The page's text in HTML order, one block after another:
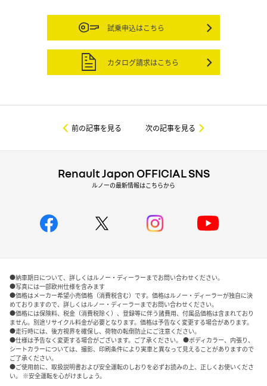
試乗申込はこちら
カタログ請求はこちら
前の記事を見る 次の記事を見る
Renault Japon OFFICIAL SNS
ルノーの最新情報はこちらから
●納車期日について、詳しくはルノー・ディーラーまでお問い合わせください。
●写真には一部欧州仕様を含みます
●価格はメーカー希望小売価格（消費税含む）です。価格はルノー・ディーラーが独自に決
めておりますので、詳しくはルノー・ディーラーまでお問い合わせください。
●価格には保険料、税金（消費税除く）、登録等に伴う諸費用、付属品価格は含まれており
ません。別途リサイクル料金が必要となります。価格は予告なく変更する場合があります。
●走行時には、後方視界を確保し、荷物の転倒防止にご注意ください。
●仕様は予告なく変更する場合がございます。ご了承ください。 ●ボディカラー、内張り、
シートカラーについては、撮影、印刷条件により実車と異なって見えることがありますので
ご了承ください。
●ご使用前に、取扱説明書および安全運転のしおりを必ずお読みの上、正しくお使いくださ
い。 ※安全運転を心がけましょう。